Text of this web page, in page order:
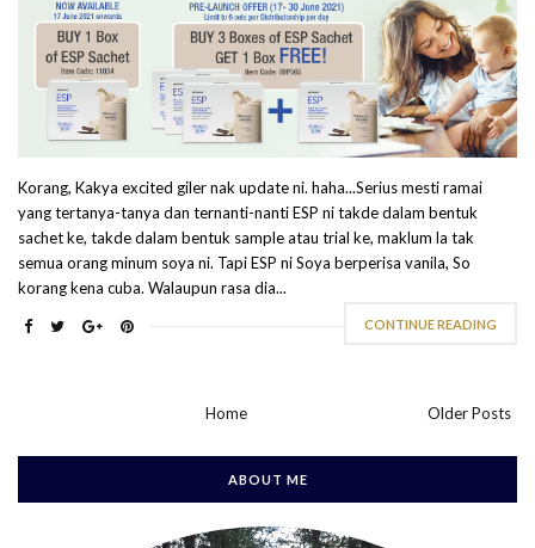
Korang, Kakya excited giler nak update ni. haha...Serius mesti ramai
yang tertanya-tanya dan ternanti-nanti ESP ni takde dalam bentuk
sachet ke, takde dalam bentuk sample atau trial ke, maklum la tak
semua orang minum soya ni. Tapi ESP ni Soya berperisa vanila, So
korang kena cuba. Walaupun rasa dia...
CONTINUE READING
Older Posts
Home
ABOUT ME